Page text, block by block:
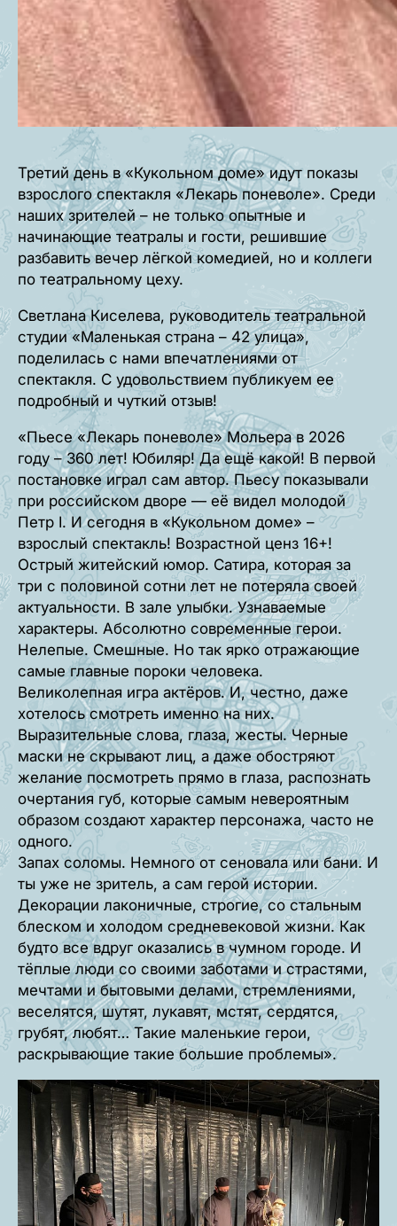
Третий день в «Кукольном доме» идут показы
взрослого спектакля «Лекарь поневоле». Среди
наших зрителей – не только опытные и
начинающие театралы и гости, решившие
разбавить вечер лёгкой комедией, но и коллеги
по театральному цеху.
Светлана Киселева, руководитель театральной
студии «Маленькая страна – 42 улица»,
поделилась с нами впечатлениями от
спектакля. С удовольствием публикуем ее
подробный и чуткий отзыв!
«Пьесе «Лекарь поневоле» Мольера в 2026
году – 360 лет! Юбиляр! Да ещё какой! В первой
постановке играл сам автор. Пьесу показывали
при российском дворе — её видел молодой
Петр I. И сегодня в «Кукольном доме» –
взрослый спектакль! Возрастной ценз 16+!
Острый житейский юмор. Сатира, которая за
три с половиной сотни лет не потеряла своей
актуальности. В зале улыбки. Узнаваемые
характеры. Абсолютно современные герои.
Нелепые. Смешные. Но так ярко отражающие
самые главные пороки человека.
Великолепная игра актёров. И, честно, даже
хотелось смотреть именно на них.
Выразительные слова, глаза, жесты. Черные
маски не скрывают лиц, а даже обостряют
желание посмотреть прямо в глаза, распознать
очертания губ, которые самым невероятным
образом создают характер персонажа, часто не
одного.
Запах соломы. Немного от сеновала или бани. И
ты уже не зритель, а сам герой истории.
Декорации лаконичные, строгие, со стальным
блеском и холодом средневековой жизни. Как
будто все вдруг оказались в чумном городе. И
тёплые люди со своими заботами и страстями,
мечтами и бытовыми делами, стремлениями,
веселятся, шутят, лукавят, мстят, сердятся,
грубят, любят… Такие маленькие герои,
раскрывающие такие большие проблемы».